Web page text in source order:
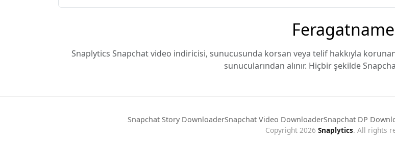
Feragatname
Snaplytics Snapchat video indiricisi, sunucusunda korsan veya telif hakkıyla
sunucularından alınır. Hiçbir şekilde
Copyright 2026 Snaplytics. All rights
Snapchat Story DownloaderSnapchat Video DownloaderSnapchat DP